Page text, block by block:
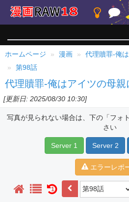
ホームページ 漫画
代理贖罪-俺
第98話
代理贖罪-俺はアイツの母親
[更新日: 2025/08/30 10:30]
写真が見られない場合は、下の「フォ
さい
Server 1 Server 2
エラーレポ
1